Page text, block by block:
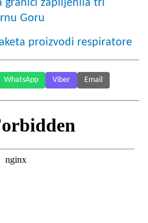
granici zaplijenila tri
Goru
proizvodi respiratore
WhatsApp Viber Email